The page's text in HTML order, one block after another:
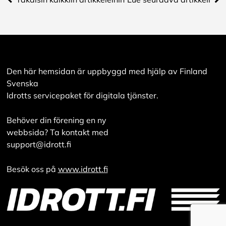
M
u
k
a
a
e
ä
st
e
a
s
e
Den här hemsidan är uppbyggd med hjälp av Finland
Svenska
Idrotts servicepaket för digitala tjänster.
Behöver din förening en ny
webbsida? Ta kontakt med
support@idrott.fi
Besök oss på www.idrott.fi